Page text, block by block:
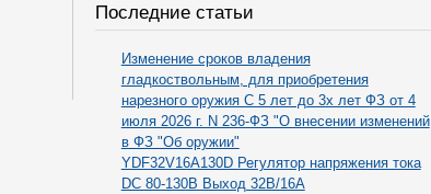
Последние статьи
Изменение сроков владения
гладкоствольным, для приобретения
нарезного оружия С 5 лет до 3х лет ФЗ от 4
июля 2026 г. N 236-ФЗ "О внесении изменений
в ФЗ "Об оружии"
YDF32V16A130D Регулятор напряжения тока
DC 80-130В Выход 32В/16А